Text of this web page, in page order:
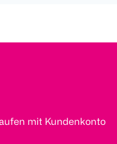
mit Kundenkonto